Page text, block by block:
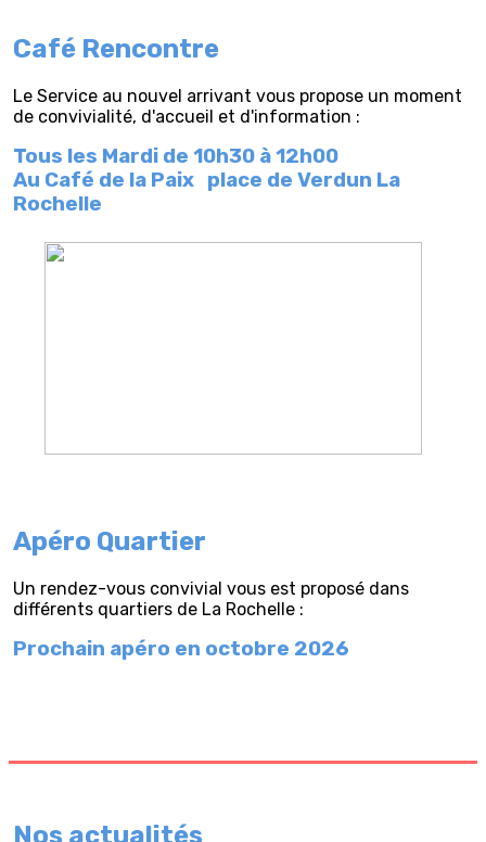
Café Rencontre
Le Service au nouvel arrivant vous propose un moment
de convivialité, d'accueil et d'information :
Tous les Mardi de 10h30 à 12h00
Au Café de la Paix place de Verdun La
Rochelle
Apéro Quartier
Un rendez-vous convivial vous est proposé dans
différents quartiers de La Rochelle :
Prochain apéro en octobre 2026